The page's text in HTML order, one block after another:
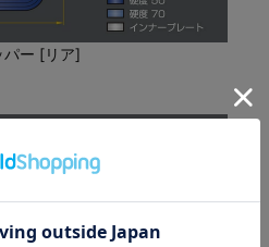
パー [リア]